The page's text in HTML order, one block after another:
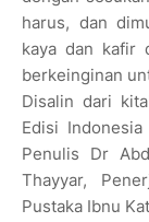
harus, dan
kaya dan kafir
berkeinginan
Disalin dari
Edisi
Penulis Dr
Thayyar,
Pustaka Ibnu